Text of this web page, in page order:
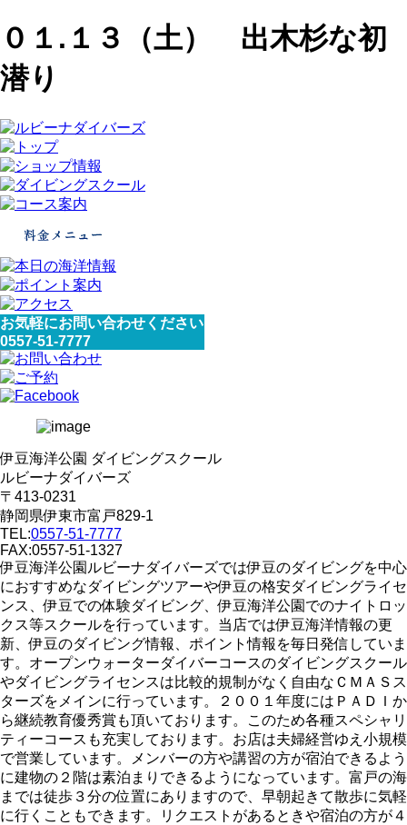
０１.１３（土） 出木杉な初
潜り
お気軽にお問い合わせください
0557-51-7777
伊豆海洋公園 ダイビングスクール
ルビーナダイバーズ
〒413-0231
静岡県伊東市富戸829-1
TEL:0557-51-7777
FAX:0557-51-1327
伊豆海洋公園ルビーナダイバーズでは伊豆のダイビングを中心
におすすめなダイビングツアーや伊豆の格安ダイビングライセ
ンス、伊豆での体験ダイビング、伊豆海洋公園でのナイトロッ
クス等スクールを行っています。当店では伊豆海洋情報の更
新、伊豆のダイビング情報、ポイント情報を毎日発信していま
す。オープンウォーターダイバーコースのダイビングスクール
やダイビングライセンスは比較的規制がなく自由なＣＭＡＳス
ターズをメインに行っています。２００１年度にはＰＡＤＩか
ら継続教育優秀賞も頂いております。このため各種スペシャリ
ティーコースも充実しております。お店は夫婦経営ゆえ小規模
で営業しています。メンバーの方や講習の方が宿泊できるよう
に建物の２階は素泊まりできるようになっています。富戸の海
までは徒歩３分の位置にありますので、早朝起きて散歩に気軽
に行くこともできます。リクエストがあるときや宿泊の方が４